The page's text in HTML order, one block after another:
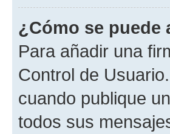
¿Cómo se puede
Para añadir una
Control de
cuando publique
todos sus